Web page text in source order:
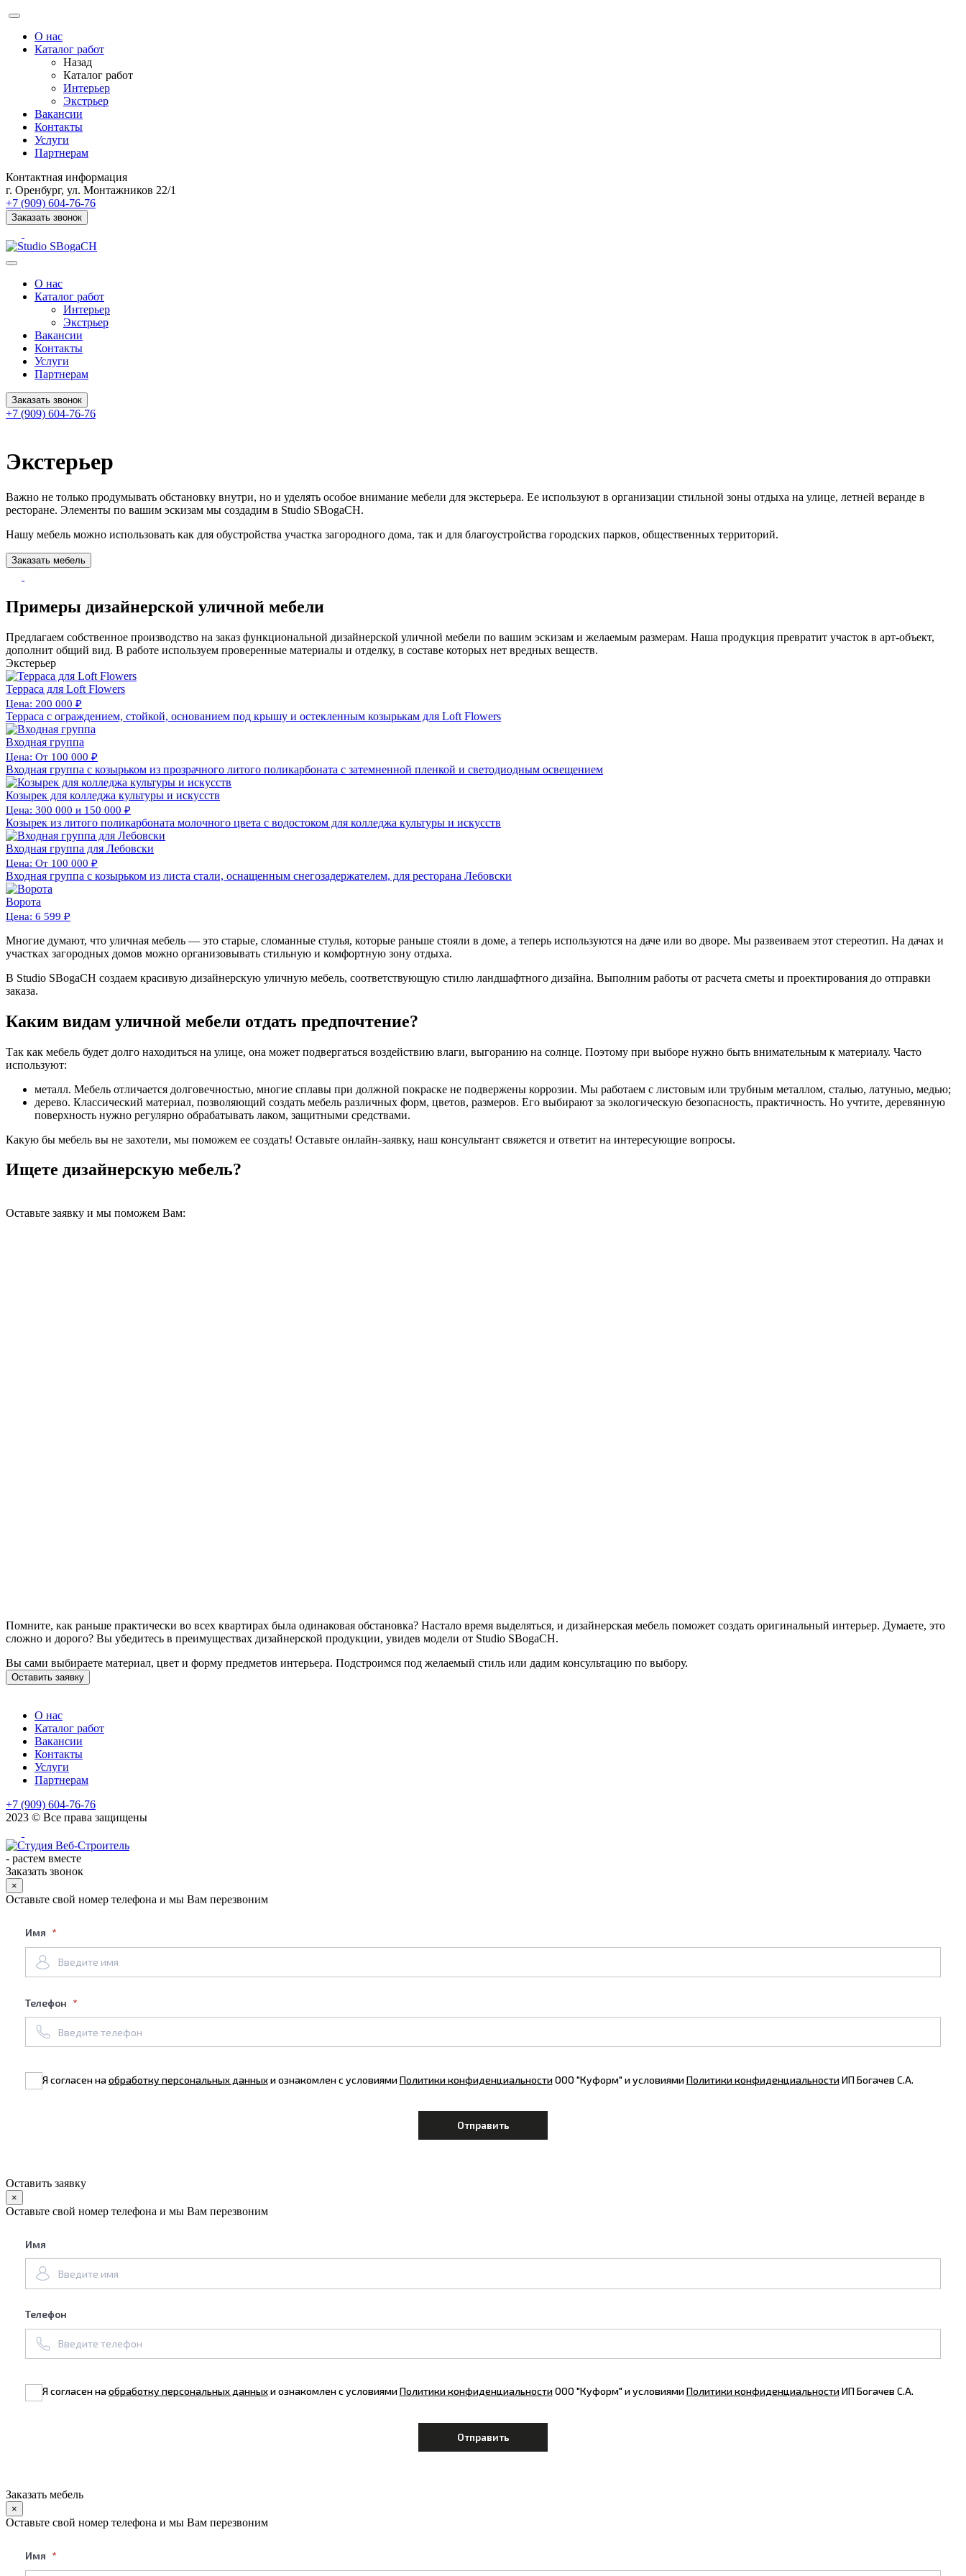
О нас
Каталог работ
Назад
Каталог работ
Интерьер
Экстрьер
Вакансии
Контакты
Услуги
Партнерам
Контактная информация
г. Оренбург, ул. Монтажников 22/1
+7 (909) 604-76-76
Заказать звонок
О нас
Каталог работ
Интерьер
Экстрьер
Вакансии
Контакты
Услуги
Партнерам
Заказать звонок
+7 (909) 604-76-76
Экстерьер
Важно не только продумывать обстановку внутри, но и уделять особое внимание мебели для экстерьера. Ее используют в организации стильной зоны отдыха на улице, летней веранде в
ресторане. Элементы по вашим эскизам мы создадим в Studio SBogaCH.
Нашу мебель можно использовать как для обустройства участка загородного дома, так и для благоустройства городских парков, общественных территорий.
Заказать мебель
Примеры дизайнерской уличной мебели
Предлагаем собственное производство на заказ функциональной дизайнерской уличной мебели по вашим эскизам и желаемым размерам. Наша продукция превратит участок в арт-объект,
дополнит общий вид. В работе используем проверенные материалы и отделку, в составе которых нет вредных веществ.
Экстерьер
Терраса для Loft Flowers
Цена: 200 000 ₽
Терраса с ограждением, стойкой, основанием под крышу и остекленным козырькам для Loft Flowers
Входная группа
Цена: От 100 000 ₽
Входная группа с козырьком из прозрачного литого поликарбоната с затемненной пленкой и светодиодным освещением
Козырек для колледжа культуры и искусств
Цена: 300 000 и 150 000 ₽
Козырек из литого поликарбоната молочного цвета с водостоком для колледжа культуры и искусств
Входная группа для Лебовски
Цена: От 100 000 ₽
Входная группа с козырьком из листа стали, оснащенным снегозадержателем, для ресторана Лебовски
Ворота
Цена: 6 599 ₽
Многие думают, что уличная мебель — это старые, сломанные стулья, которые раньше стояли в доме, а теперь используются на даче или во дворе. Мы развеиваем этот стереотип. На дачах и
участках загородных домов можно организовывать стильную и комфортную зону отдыха.
В Studio SBogaCH создаем красивую дизайнерскую уличную мебель, соответствующую стилю ландшафтного дизайна. Выполним работы от расчета сметы и проектирования до отправки
заказа.
Каким видам уличной мебели отдать предпочтение?
Так как мебель будет долго находиться на улице, она может подвергаться воздействию влаги, выгоранию на солнце. Поэтому при выборе нужно быть внимательным к материалу. Часто
используют:
металл. Мебель отличается долговечностью, многие сплавы при должной покраске не подвержены коррозии. Мы работаем с листовым или трубным металлом, сталью, латунью, медью;
дерево. Классический материал, позволяющий создать мебель различных форм, цветов, размеров. Его выбирают за экологическую безопасность, практичность. Но учтите, деревянную
поверхность нужно регулярно обрабатывать лаком, защитными средствами.
Какую бы мебель вы не захотели, мы поможем ее создать! Оставьте онлайн-заявку, наш консультант свяжется и ответит на интересующие вопросы.
Ищете дизайнерскую мебель?
Оставьте заявку и мы поможем Вам:
Помните, как раньше практически во всех квартирах была одинаковая обстановка? Настало время выделяться, и дизайнерская мебель поможет создать оригинальный интерьер. Думаете, это
сложно и дорого? Вы убедитесь в преимуществах дизайнерской продукции, увидев модели от Studio SBogaCH.
Вы сами выбираете материал, цвет и форму предметов интерьера. Подстроимся под желаемый стиль или дадим консультацию по выбору.
Оставить заявку
О нас
Каталог работ
Вакансии
Контакты
Услуги
Партнерам
+7 (909) 604-76-76
2023 © Все права защищены
- растем вместе
Заказать звонок
×
Оставьте свой номер телефона и мы Вам перезвоним
Имя
Телефон
Я согласен наобработку персональных данныхи ознакомлен с условиямиПолитики конфиденциальностиООО "Куформ" и условиямиПолитики конфиденциальностиИП Богачев С.А.
Оставить заявку
×
Оставьте свой номер телефона и мы Вам перезвоним
Имя
Телефон
Я согласен наобработку персональных данныхи ознакомлен с условиямиПолитики конфиденциальностиООО "Куформ" и условиямиПолитики конфиденциальностиИП Богачев С.А.
Заказать мебель
×
Оставьте свой номер телефона и мы Вам перезвоним
Имя